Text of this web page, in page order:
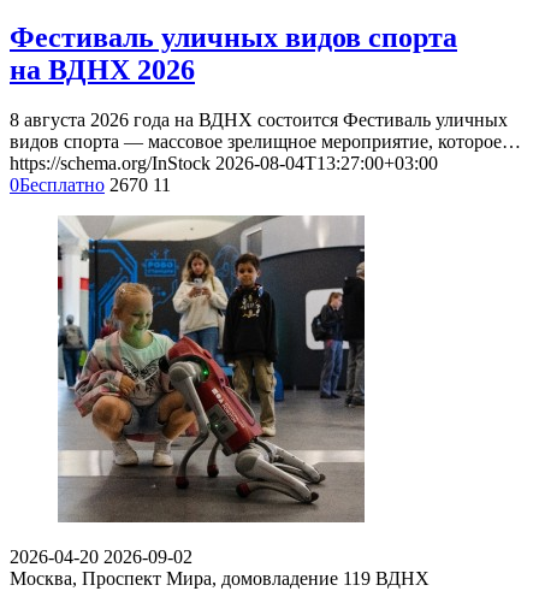
Фестиваль уличных видов спорта
на ВДНХ 2026
8 августа 2026 года на ВДНХ состоится Фестиваль уличных
видов спорта — массовое зрелищное мероприятие, которое…
https://schema.org/InStock 2026-08-04T13:27:00+03:00
0Бесплатно 2670 11
2026-04-20 2026-09-02
Москва, Проспект Мира, домовладение 119 ВДНХ